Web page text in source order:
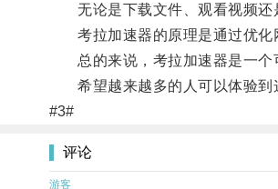
无论是下载文件、观看视频还
考拉加速器的原理是通过优化
总的来说，考拉加速器是一个
希望越来越多的人可以体验到
#3#
评论
游客